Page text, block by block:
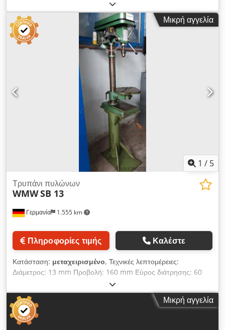
κλασική, πολύ ανθεκτική κατασκευή από την εποχή της
Ανατολικής Γερμανίας (DDR). ✅ Κατάσταση: ✔️ Μεταχειρισμένο
✔️ Τεχνικώς άριστο ✔️ Φέρει φυσιολογικά σημάδια χρήσης
(φθορές, γρατζουνιές – ορατά στις φωτογραφίες) ✔️ Πλήρης
μηχανή Dksdpfxjyzum Ij Apaer 🔩 Τεχνικά χαρακτηριστικά:
Μοντέλο: BT2 Τροφοδοσία: 380V / 3 φάσεις / 50 Hz Ισχύς:
περ. 1,1 kW Κατασκευαστής: VEB Werkzeugmaschinenfabrik
Saalfeld (DDR) Βάρος: περ. 180 kg Ρύθμιση στροφών +
χειροκίνητη προώθηση ⚙️ Χαρακτηριστικά: Πολύ στιβαρή,
βαριά κατασκευή Σταθερή λειτουργία – ιδανικό για εργαστήρια
και παραγωγή Απλή χρήση και συντήρηση Ανθεκτική μηχανή
"αθάνατη" 📦 Περιλαμβάνονται: ✔️ Επιτραπέζιο τρυπάνι BT2 ✔️
Εργαλειοφορέας/τραπέζι εργασίας ✔️ Τσοκ τρυπανιού 🌍 Χώρα
προέλευσης: 🇩🇪 Γερμανία (DDR) ℹ️ Πρόσθετες πληροφορίες:
Δυνατότητα ελέγχου στον χώρο μας Ιδανικό για εργαστήριο,
μεταλλουργείο, παραγωγή Διατίθεται μεταφορά (παλέτα /
Μικρή αγγελία
1 / 5
Γερμανία 1.555 km
Τρυπάνι πυλώνων
WMWSB 13
Πληροφορίες τιμής Καλέστε
Κατάσταση: μεταχειρισμένο, Τεχνικές λεπτομέρειες:
Διάμετρος: 13 mm Προβολή: 160 mm Εύρος διάτρησης: 60
mm Στήριγμα ατράκτου MK: MK2 Ταχύτητα ατράκτου:: 210 -
2580 / 16 βήματα σ.α.λ. Ταχύτητα πρόωσης: χειροκίνητη
mm/rev Επιφάνεια σύσφιξης τραπεζιού: 200 x 185 (σταθερό)
mm Απόσταση ατράκτου/πίνακα μέγ.: 620 mm Επιφάνεια
σύσφιξης τραπεζιού: 260 x 265 (ρυθμιζόμενο) Απόσταση
Μικρή αγγελία